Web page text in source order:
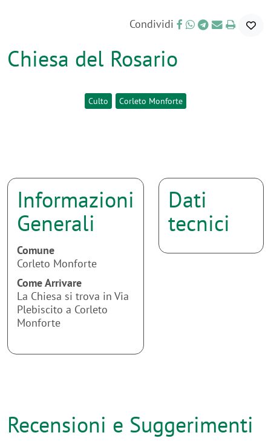
Condividi
Chiesa del Rosario
Culto Corleto Monforte
Informazioni
Generali
Comune
Corleto Monforte
Come Arrivare
La Chiesa si trova in Via
Plebiscito a Corleto
Monforte
Dati
tecnici
Recensioni e Suggerimenti